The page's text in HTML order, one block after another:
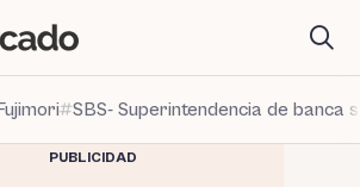
SBS- Superintendencia de banca
PUBLICIDAD